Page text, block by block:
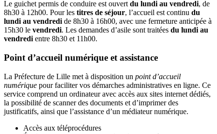
Le guichet permis de conduire est ouvert du lundi au vendredi, de
8h30 à 12h00. Pour les titres de séjour, l’accueil est continu du
lundi au vendredi de 8h30 à 16h00, avec une fermeture anticipée à
15h30 le vendredi. Les demandes d’asile sont traitées du lundi au
vendredi entre 8h30 et 11h00.
Point d’accueil numérique et assistance
La Préfecture de Lille met à disposition un point d’accueil
numérique pour faciliter vos démarches administratives en ligne. Ce
service comprend un ordinateur avec accès aux sites internet dédiés,
la possibilité de scanner des documents et d’imprimer des
justificatifs, ainsi que l’assistance d’un médiateur numérique.
Accès aux téléprocédures